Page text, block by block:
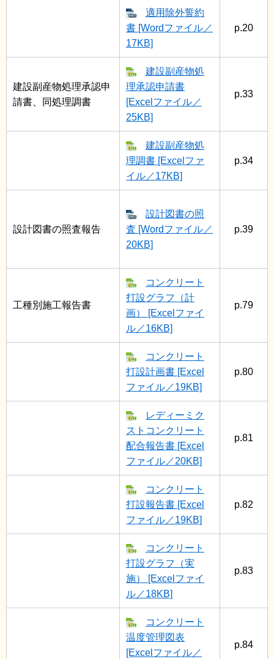
適用除外誓約
書 [Wordファイル／
17KB]
p.20
建設副産物処理承認申
請書、同処理調書
建設副産物処
理承認申請書
[Excelファイル／
25KB]
p.33
建設副産物処
理調書 [Excelファ
イル／17KB]
p.34
設計図書の照査報告
設計図書の照
査 [Wordファイル／
20KB]
p.39
工種別施工報告書
コンクリート
打設グラフ（計
画） [Excelファイ
ル／16KB]
p.79
コンクリート
打設計画書 [Excel
ファイル／19KB]
p.80
レディーミク
ストコンクリート
配合報告書 [Excel
ファイル／20KB]
p.81
コンクリート
打設報告書 [Excel
ファイル／19KB]
p.82
コンクリート
打設グラフ（実
施） [Excelファイ
ル／18KB]
p.83
コンクリート
温度管理図表
[Excelファイル／
p.84